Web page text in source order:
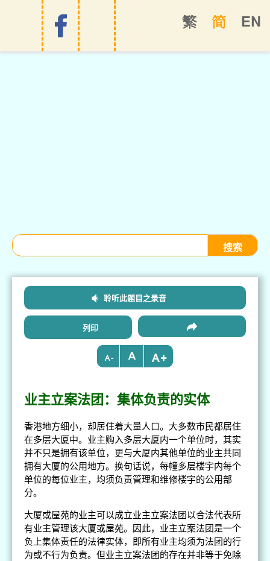
EN
简
繁
聆听此题目之录音
列印
- +
业主立案法团：集体负责的实体
香港地方细小，却居住着大量人口。大多数市民都居住
在多层大厦中。业主购入多层大厦内一个单位时，其实
并不只是拥有该单位，更与大厦内其他单位的业主共同
拥有大厦的公用地方。换句话说，每幢多层楼宇内每个
单位的每位业主，均须负责管理和维修楼宇的公用部
分。
大厦或屋苑的业主可以成立业主立案法团以合法代表所
有业主管理该大厦或屋苑。因此，业主立案法团是一个
负上集体责任的法律实体，即所有业主均须为法团的行
为或不行为负责。但业主立案法团的存在并非等于免除